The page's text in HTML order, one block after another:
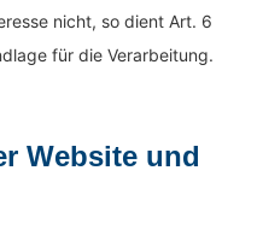
nicht, so dient Art. 6
für die Verarbeitung.
Website und